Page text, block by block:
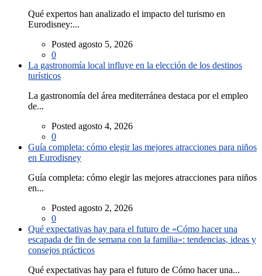
Qué expertos han analizado el impacto del turismo en
Eurodisney:...
Posted agosto 5, 2026
0
La gastronomía local influye en la elección de los destinos
turísticos
La gastronomía del área mediterránea destaca por el empleo
de...
Posted agosto 4, 2026
0
Guía completa: cómo elegir las mejores atracciones para niños
en Eurodisney
Guía completa: cómo elegir las mejores atracciones para niños
en...
Posted agosto 2, 2026
0
Qué expectativas hay para el futuro de «Cómo hacer una
escapada de fin de semana con la familia»: tendencias, ideas y
consejos prácticos
Qué expectativas hay para el futuro de Cómo hacer una...